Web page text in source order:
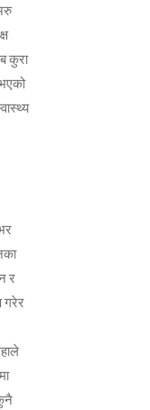
कुरा
र
गरेर